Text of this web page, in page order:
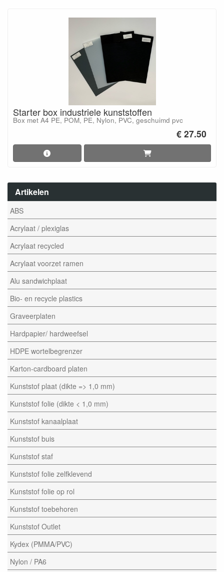
Artikelen
ABS
Acrylaat / plexiglas
Acrylaat recycled
Acrylaat voorzet ramen
Alu sandwichplaat
Bio- en recycle plastics
Graveerplaten
Hardpapier/ hardweefsel
HDPE wortelbegrenzer
Karton-cardboard platen
Kunststof plaat (dikte => 1,0 mm)
Kunststof folie (dikte < 1,0 mm)
Kunststof kanaalplaat
Kunststof buis
Kunststof staf
Kunststof folie zelfklevend
Kunststof folie op rol
Kunststof toebehoren
Kunststof Outlet
Kydex (PMMA/PVC)
Nylon / PA6
Starter box industriele kunststoffen
Box met A4 PE, POM, PE, Nylon, PVC, geschuimd pvc
€ 27.50